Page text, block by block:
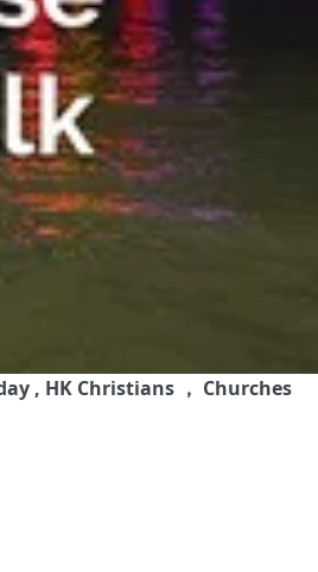
, HK Christians ， Churches